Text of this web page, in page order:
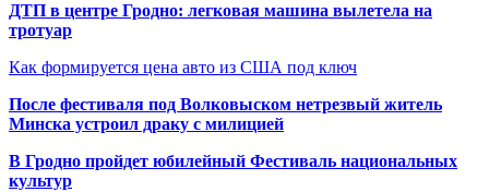
ДТП в центре Гродно: легковая машина вылетела на
тротуар
Как формируется цена авто из США под ключ
После фестиваля под Волковыском нетрезвый житель
Минска устроил драку с милицией
В Гродно пройдет юбилейный Фестиваль национальных
культур